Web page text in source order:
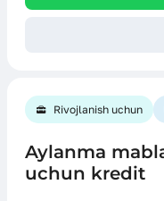
Rivojlanish uchun
Aylanma
uchun kredit